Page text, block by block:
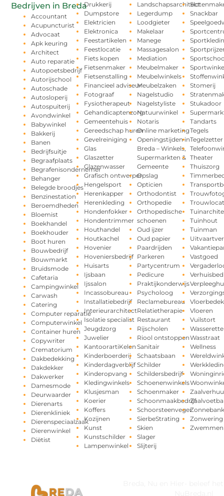
Bedrijven in Breda
Accountant
Acupuncturist
Advocaat
Apk keuring
Architect
Auto reparatie
Autopoetsbedrijf
Autorijschool
Autoschade
Autosloperij
Autospuiterij
Avondwinkel
Babywinkel
Bakkerij
Banen
Bedrijfsuitje
Begraafplaats
Begrafenisondernemer
Behanger
Belegde broodjes
Benzinestation
Beroemdheden
Bloemist
Boekhandel
Boekhouder
Boot huren
Bouwbedrijf
Bouwmarkt
Bruidsmode
Cafetaria
Campingwinkel
Carwash
Catering
Computer reparatie
Computerwinkel
Container huren
Copywriter
Crematorium
Dakbedekking
Dakdekker
Dakwerker
Damesmode
Deurwaarder
Dierenarts
Dierenkliniek
Dierenspeciaalzaak
Dierenwinkel
Diëtist
Drukkerij
Dumpstore
Elektricien
Elektronica
Feestartikelen
Feestlocatie
Fiets kopen
Fietsenmaker
Fietsenstalling
Financieel adviseur
Fotograaf
Fysiotherapeut
Gehandicaptenzorg
Gemeentehuis
Gereedschap huren
Gevelreiniging
Glas
Glaszetter
Glazenwasser
Grafisch ontwerper
Hengelsport
Herenkapper
Herenkleding
Hondenfokker
Hondentrimmer
Houthandel
Houtkachel
Hovenier
Hoveniersbedrijf
Huisarts
Ijsbaan
Ijssalon
Incassobureau
Installatiebedrijf
Interieurarchitect
Isolatie specialist
Jeugdzorg
Juwelier
KantoorartiKelen
Kinderboerderij
Kinderdagverblijf
Kinderopvang
Kledingwinkels
Klusjesman
Koerier
Koffers
Kozijnen
Kunst
Kunstschilder
Lampenwinkel
Landschapsarchitect
Legerdump
Loodgieter
Makelaar
Manege
Massagesalon
Mediation
Meubelmaker
Meubelwinkels
Meubelzaken
Nagelstudio
Nagelstyliste
Natuurwinkel
Notaris
Online marketing
Openingstijden in
Breda – Winkels,
Supermarkten &
Gemeente
Opslag
Opticien
Orthodontist
Orthopedie
Orthopedische
schoenen
Oud ijzer
Oud papier
Paardrijden
Parkeren
Partycentrum
Pedicure
Praktijkonderwijs
Psycholoog
Reclamebureau
Relatietherapie
Restaurant
Rijscholen
Riool ontstoppen
Sanitair
Schaatsbaan
Schilder
Schildersbedrijf
Schoenenwinkels
Schoenmaker
Schoonmaakbedrijf
Schoorsteenveger
SierbeStrating
Skien
Slager
Slijterij
Snackbar
Stomerij
Stukadoor
Tandarts
Tegels
Tegelzetter
Theater
Thuiszorg
Tuinhout
Tuinman
Vastgoed
Vloeren
Vuilstort
Wasserette
Wasstraat
Wellness
Zonnebank
Zonwering
Zwemmen